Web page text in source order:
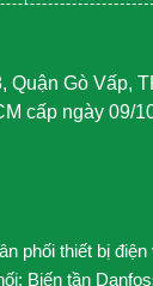
Gò Vấp,
cấp ngày 09/
phối thiết bị
Biến tần